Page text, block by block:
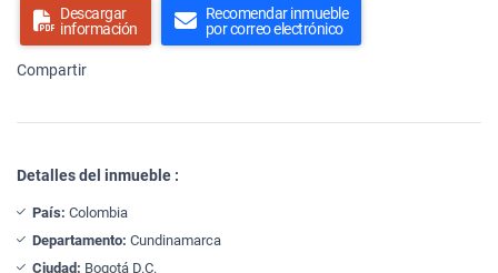
Descargar
información
Recomendar inmueble
por correo electrónico
Compartir
Detalles del inmueble :
País: Colombia
Departamento: Cundinamarca
Ciudad: Bogotá D.C.